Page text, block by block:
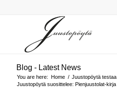
Blog - Latest News
You are here: Home / Juustopöytä testaa
Juustopöytä suosittelee: Pienjuustolat-kirja